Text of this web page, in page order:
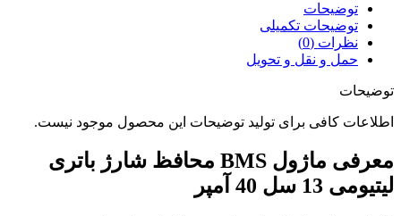
توضیحات
توضیحات تکمیلی
نظرات (0)
حمل و نقل و تحویل
توضیحات
اطلاعات کافی برای تولید توضیحات این محصول موجود نیست.
معرفی ماژول BMS محافظ شارژ باتری
لیتیومی 13 سل 40 آمپر